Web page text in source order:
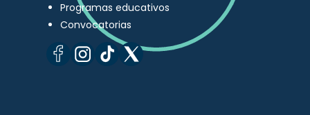
Programas educativos
Convocatorias